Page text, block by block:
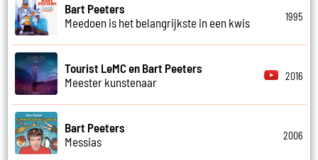
Bart Peeters
Meedoen is het belangrijkste in een kwis
1995
Tourist LeMC en Bart Peeters
Meester kunstenaar
2016
Bart Peeters
Messias
2006